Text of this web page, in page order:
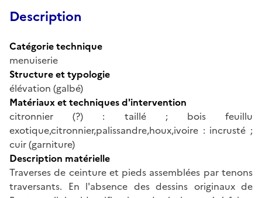
Description
Catégorie technique
menuiserie
Structure et typologie
élévation (galbé)
Matériaux et techniques d'intervention
citronnier (?) : taillé ; bois feuillu
exotique,citronnier,palissandre,houx,ivoire : incrusté ;
cuir (garniture)
Description matérielle
Traverses de ceinture et pieds assemblées par tenons
traversants. En l'absence des dessins originaux de